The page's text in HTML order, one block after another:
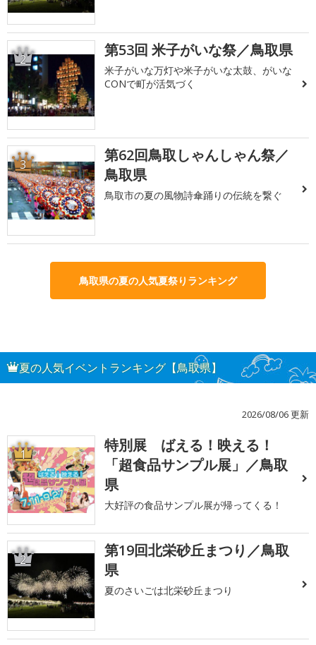
2 第53回 米子がいな祭／鳥取県
米子がいな万灯や米子がいな太鼓、がいな
CONで町が活気づく
3
第62回鳥取しゃんしゃん祭／
鳥取県
鳥取市の夏の風物詩傘踊りの伝統を繋ぐ
鳥取県の夏の人気夏祭りランキング
夏の人気イベントランキング【鳥取県】
2026/08/06 更新
1
特別展 ばえる！映える！
「超食品サンプル展」／鳥取
県
大好評の食品サンプル展が帰ってくる！
2
第19回北栄砂丘まつり／鳥取
県
夏のさいごは北栄砂丘まつり